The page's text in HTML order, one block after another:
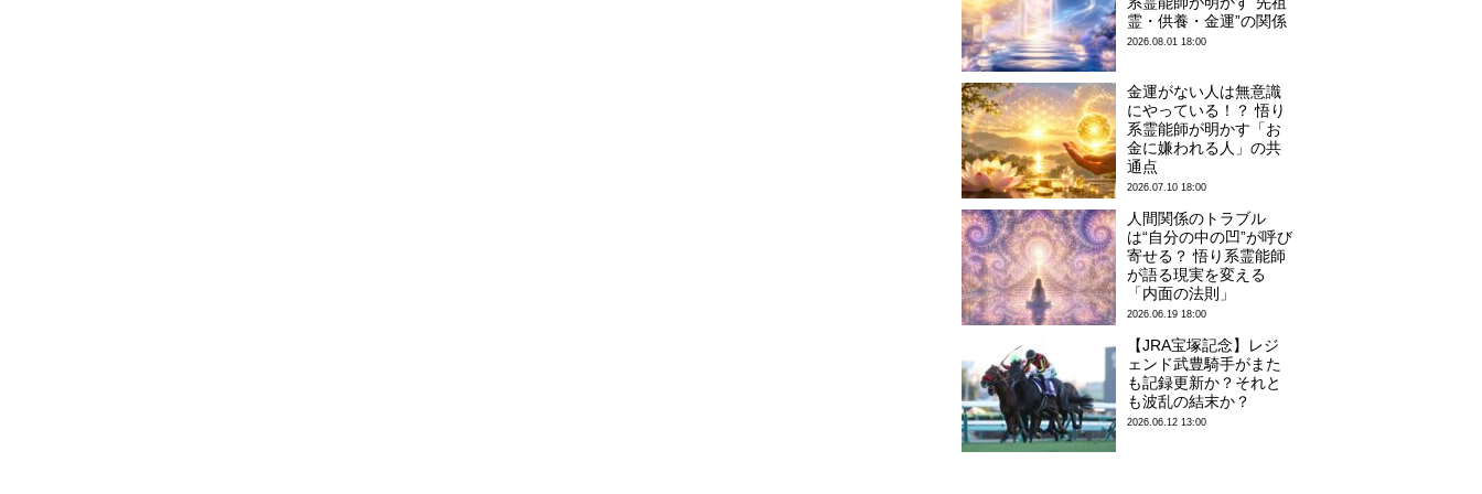
霊・供養・金運”の関係
2026.08.01 18:00
金運がない人は無意識
にやっている！？ 悟り
系霊能師が明かす「お
金に嫌われる人」の共
通点
2026.07.10 18:00
人間関係のトラブル
は“自分の中の凹”が呼び
寄せる？ 悟り系霊能師
が語る現実を変える
「内面の法則」
2026.06.19 18:00
【JRA宝塚記念】レジ
ェンド武豊騎手がまた
も記録更新か？それと
も波乱の結末か？
2026.06.12 13:00